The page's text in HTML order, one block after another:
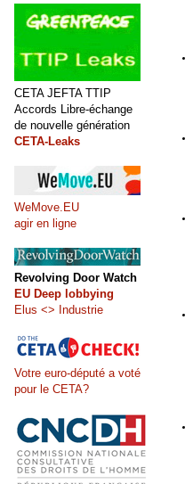
CETA JEFTA TTIP
Accords Libre-échange
de nouvelle génération
CETA-Leaks
WeMove.EU
agir en ligne
Revolving Door Watch
EU Deep lobbying
Elus <> Industrie
Votre euro-député a voté
pour le CETA?